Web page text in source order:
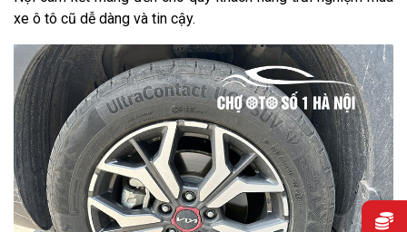
xe ô tô cũ dễ dàng và tin cậy.